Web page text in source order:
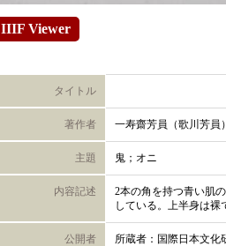
IIIF Viewer
タイトル
著作者 一寿齋芳員（歌川芳員
主題 鬼；オニ
内容記述
2本の角を持つ青い肌
している。上半身は
公開者 所蔵者：国際日本文化